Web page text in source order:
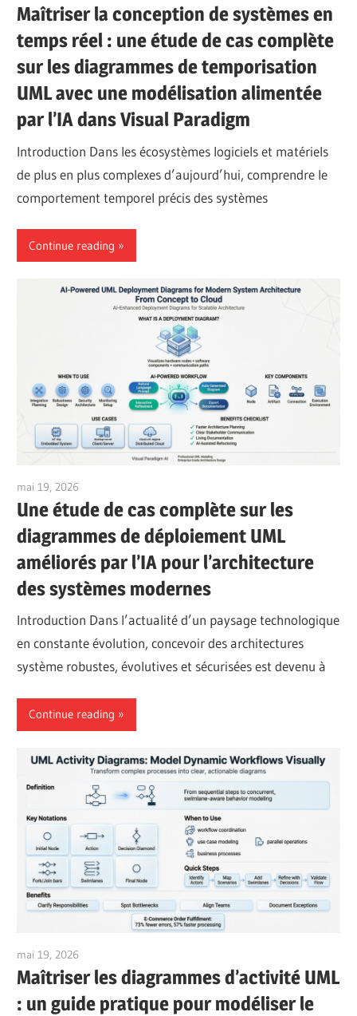
Maîtriser la conception de systèmes en
temps réel : une étude de cas complète
sur les diagrammes de temporisation
UML avec une modélisation alimentée
par l’IA dans Visual Paradigm
Introduction Dans les écosystèmes logiciels et matériels
de plus en plus complexes d’aujourd’hui, comprendre le
comportement temporel précis des systèmes
Continue reading
mai 19, 2026
Une étude de cas complète sur les
diagrammes de déploiement UML
améliorés par l’IA pour l’architecture
des systèmes modernes
Introduction Dans l’actualité d’un paysage technologique
en constante évolution, concevoir des architectures
système robustes, évolutives et sécurisées est devenu à
Continue reading
mai 19, 2026
Maîtriser les diagrammes d’activité UML
: un guide pratique pour modéliser le